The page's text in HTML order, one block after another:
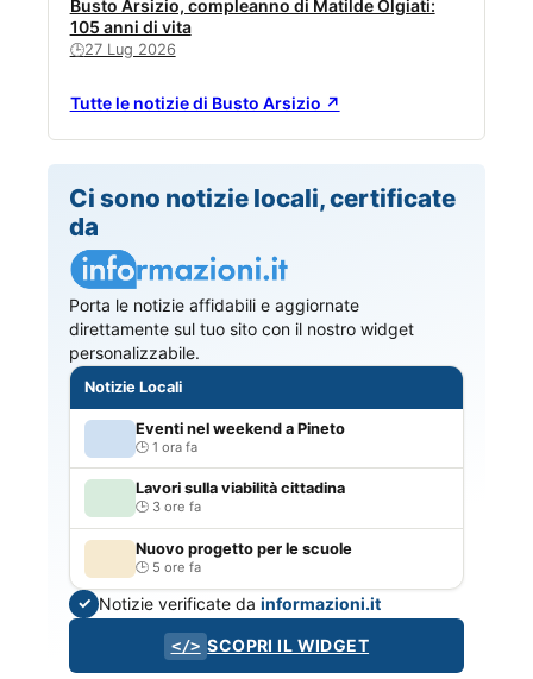
Busto Arsizio, compleanno di Matilde Olgiati:
105 anni di vita
🕒27 Lug 2026
Tutte le notizie di Busto Arsizio ↗
Ci sono notizie locali, certificate
da
Porta le notizie affidabili e aggiornate
direttamente sul tuo sito con il nostro widget
personalizzabile.
Notizie Locali
Eventi nel weekend a Pineto
1 ora fa
Lavori sulla viabilità cittadina
3 ore fa
Nuovo progetto per le scuole
5 ore fa
✓ Notizie verificate dainformazioni.it
</> SCOPRI IL WIDGET